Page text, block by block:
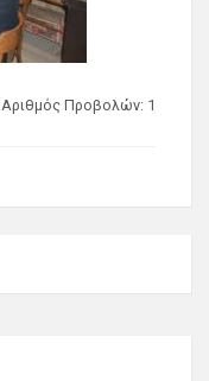
Αριθμός Προβολών: 1